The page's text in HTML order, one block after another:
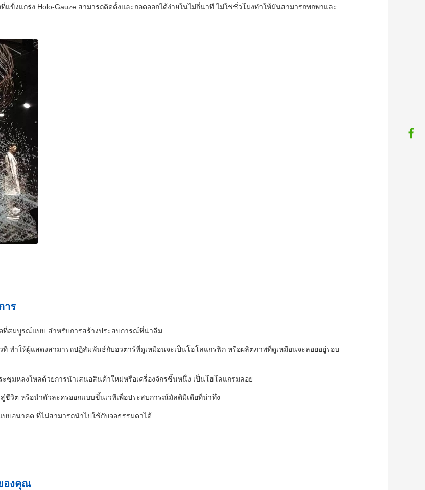
แข็งแกร่ง Holo-Gauze สามารถติดตั้งและถอดออกได้ง่ายในไม่กี่นาที ไม่ใช่ชั่วโมงทําให้มันสามารถพกพาและ
าร
ที่สมบูรณ์แบบ สําหรับการสร้างประสบการณ์ที่น่าลืม
ที ทําให้ผู้แสดงสามารถปฏิสัมพันธ์กับอวตาร์ที่ดูเหมือนจะเป็นโฮโลแกรฟิก หรือผลิตภาพที่ดูเหมือนจะลอยอยู่รอบ
ะชุมหลงใหลด้วยการนําเสนอสินค้าใหม่หรือเครื่องจักรชิ้นหนึ่ง เป็นโฮโลแกรมลอย
ชีวิต หรือนําตัวละครออกแบบขึ้นเวทีเพื่อประสบการณ์มัลติมีเดียที่น่าทึ่ง
บอนาคต ที่ไม่สามารถนําไปใช้กับจอธรรมดาได้
องคุณ